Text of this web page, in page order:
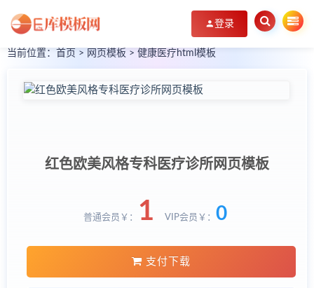
登录
当前位置： 首页 > 网页模板 > 健康医疗html模板
红色欧美风格专科医疗诊所网页模板
普通会员￥： 1 VIP会员￥： 0
支付下载